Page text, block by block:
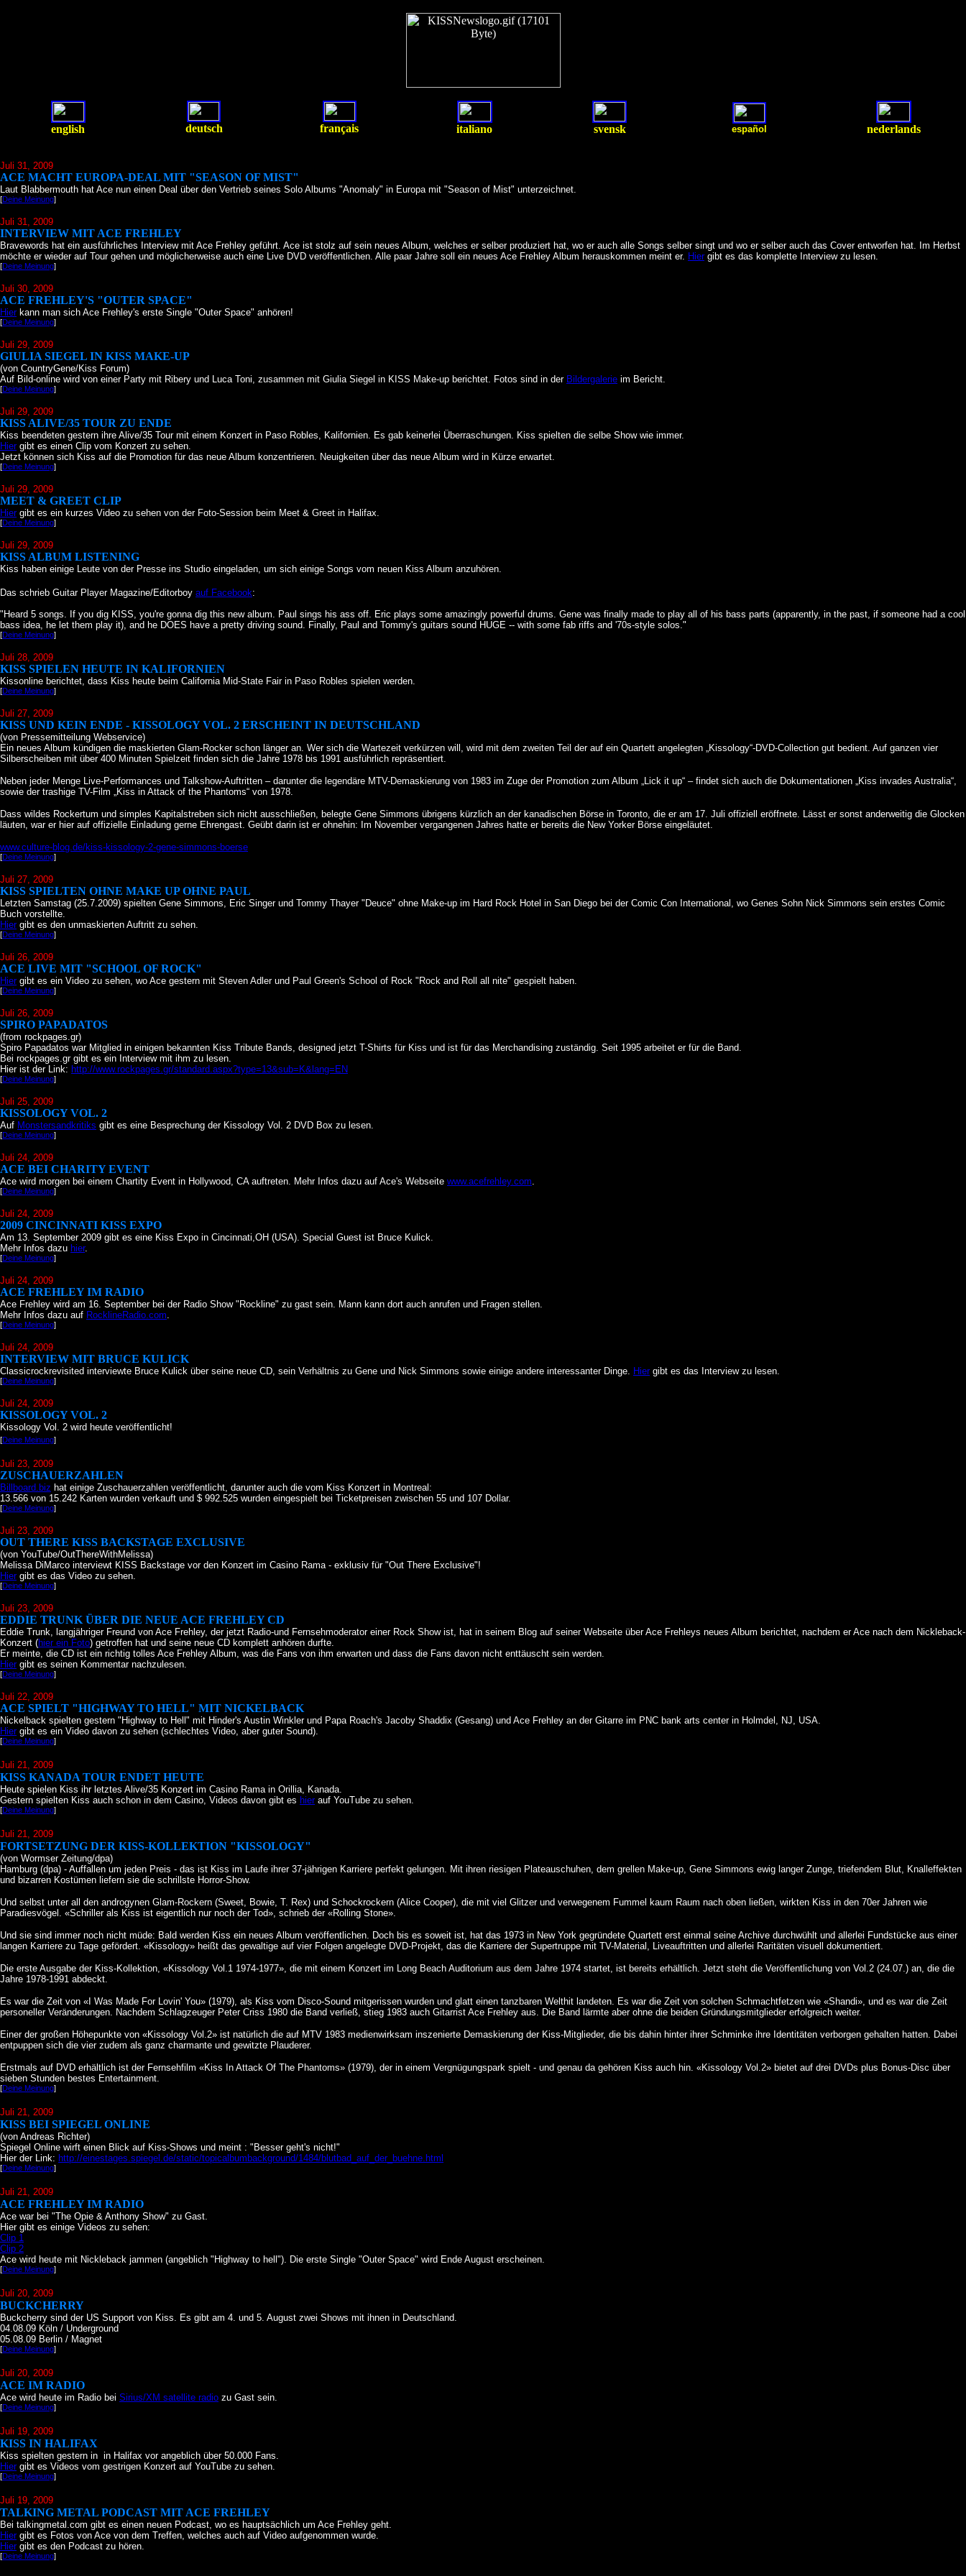
english deutsch français italiano svensk español nederlands
Juli 31, 2009
ACE MACHT EUROPA-DEAL MIT "SEASON OF MIST"
Laut Blabbermouth hat Ace nun einen Deal über den Vertrieb seines Solo Albums "Anomaly" in Europa mit "Season of Mist" unterzeichnet.
[Deine Meinung]
Juli 31, 2009
INTERVIEW MIT ACE FREHLEY
Bravewords hat ein ausführliches Interview mit Ace Frehley geführt. Ace ist stolz auf sein neues Album, welches er selber produziert hat, wo er auch alle Songs selber singt und wo er selber auch das Cover entworfen hat. Im Herbst
möchte er wieder auf Tour gehen und möglicherweise auch eine Live DVD veröffentlichen. Alle paar Jahre soll ein neues Ace Frehley Album herauskommen meint er. Hiergibt es das komplette Interview zu lesen.
[Deine Meinung]
Juli 30, 2009
ACE FREHLEY'S "OUTER SPACE"
Hierkann man sich Ace Frehley's erste Single "Outer Space" anhören!
[Deine Meinung]
Juli 29, 2009
GIULIA SIEGEL IN KISS MAKE-UP
(von CountryGene/Kiss Forum)
Auf Bild-online wird von einer Party mit Ribery und Luca Toni, zusammen mit Giulia Siegel in KISS Make-up berichtet. Fotos sind in der Bildergalerie im Bericht.
[Deine Meinung]
Juli 29, 2009
KISS ALIVE/35 TOUR ZU ENDE
Kiss beendeten gestern ihre Alive/35 Tour mit einem Konzert in Paso Robles, Kalifornien. Es gab keinerlei Überraschungen. Kiss spielten die selbe Show wie immer.
Hiergibt es einen Clip vom Konzert zu sehen.
Jetzt können sich Kiss auf die Promotion für das neue Album konzentrieren. Neuigkeiten über das neue Album wird in Kürze erwartet.
[Deine Meinung]
Juli 29, 2009
MEET & GREET CLIP
Hiergibt es ein kurzes Video zu sehen von der Foto-Session beim Meet & Greet in Halifax.
[Deine Meinung]
Juli 29, 2009
KISS ALBUM LISTENING
Kiss haben einige Leute von der Presse ins Studio eingeladen, um sich einige Songs vom neuen Kiss Album anzuhören.
Das schrieb Guitar Player Magazine/Editorboy auf Facebook:
"Heard 5 songs. If you dig KISS, you're gonna dig this new album. Paul sings his ass off. Eric plays some amazingly powerful drums. Gene was finally made to play all of his bass parts (apparently, in the past, if someone had a cool
bass idea, he let them play it), and he DOES have a pretty driving sound. Finally, Paul and Tommy's guitars sound HUGE -- with some fab riffs and '70s-style solos."
[Deine Meinung]
Juli 28, 2009
KISS SPIELEN HEUTE IN KALIFORNIEN
Kissonline berichtet, dass Kiss heute beim California Mid-State Fair in Paso Robles spielen werden.
[Deine Meinung]
Juli 27, 2009
KISS UND KEIN ENDE - KISSOLOGY VOL. 2 ERSCHEINT IN DEUTSCHLAND
(von Pressemitteilung Webservice)
Ein neues Album kündigen die maskierten Glam-Rocker schon länger an. Wer sich die Wartezeit verkürzen will, wird mit dem zweiten Teil der auf ein Quartett angelegten „Kissology“-DVD-Collection gut bedient. Auf ganzen vier
Silberscheiben mit über 400 Minuten Spielzeit finden sich die Jahre 1978 bis 1991 ausführlich repräsentiert.
Neben jeder Menge Live-Performances und Talkshow-Auftritten – darunter die legendäre MTV-Demaskierung von 1983 im Zuge der Promotion zum Album „Lick it up“ – findet sich auch die Dokumentationen „Kiss invades Australia“,
sowie der trashige TV-Film „Kiss in Attack of the Phantoms“ von 1978.
Dass wildes Rockertum und simples Kapitalstreben sich nicht ausschließen, belegte Gene Simmons übrigens kürzlich an der kanadischen Börse in Toronto, die er am 17. Juli offiziell eröffnete. Lässt er sonst anderweitig die Glocken
läuten, war er hier auf offizielle Einladung gerne Ehrengast. Geübt darin ist er ohnehin: Im November vergangenen Jahres hatte er bereits die New Yorker Börse eingeläutet.
www.culture-blog.de/kiss-kissology-2-gene-simmons-boerse
[Deine Meinung]
Juli 27, 2009
KISS SPIELTEN OHNE MAKE UP OHNE PAUL
Letzten Samstag (25.7.2009) spielten Gene Simmons, Eric Singer und Tommy Thayer "Deuce" ohne Make-up im Hard Rock Hotel in San Diego bei der Comic Con International, wo Genes Sohn Nick Simmons sein erstes Comic
Buch vorstellte.
Hiergibt es den unmaskierten Auftritt zu sehen.
[Deine Meinung]
Juli 26, 2009
ACE LIVE MIT "SCHOOL OF ROCK"
Hiergibt es ein Video zu sehen, wo Ace gestern mit Steven Adler und Paul Green's School of Rock "Rock and Roll all nite" gespielt haben.
[Deine Meinung]
Juli 26, 2009
SPIRO PAPADATOS
(from rockpages.gr)
Spiro Papadatos war Mitglied in einigen bekannten Kiss Tribute Bands, designed jetzt T-Shirts für Kiss und ist für das Merchandising zuständig. Seit 1995 arbeitet er für die Band.
Bei rockpages.gr gibt es ein Interview mit ihm zu lesen.
Hier ist der Link: http://www.rockpages.gr/standard.aspx?type=13&sub=K&lang=EN
[Deine Meinung]
Juli 25, 2009
KISSOLOGY VOL. 2
Auf Monstersandkritiks gibt es eine Besprechung der Kissology Vol. 2 DVD Box zu lesen.
[Deine Meinung]
Juli 24, 2009
ACE BEI CHARITY EVENT
Ace wird morgen bei einem Chartity Event in Hollywood, CA auftreten. Mehr Infos dazu auf Ace's Webseite www.acefrehley.com.
[Deine Meinung]
Juli 24, 2009
2009 CINCINNATI KISS EXPO
Am 13. September 2009 gibt es eine Kiss Expo in Cincinnati,OH (USA). Special Guest ist Bruce Kulick.
Mehr Infos dazu hier.
[Deine Meinung]
Juli 24, 2009
ACE FREHLEY IM RADIO
Ace Frehley wird am 16. September bei der Radio Show "Rockline" zu gast sein. Mann kann dort auch anrufen und Fragen stellen.
Mehr Infos dazu auf RocklineRadio.com.
[Deine Meinung]
Juli 24, 2009
INTERVIEW MIT BRUCE KULICK
Classicrockrevisited interviewte Bruce Kulick über seine neue CD, sein Verhältnis zu Gene und Nick Simmons sowie einige andere interessanter Dinge. Hiergibt es das Interview zu lesen.
[Deine Meinung]
Juli 24, 2009
KISSOLOGY VOL. 2
Kissology Vol. 2 wird heute veröffentlicht!
[Deine Meinung]
Juli 23, 2009
ZUSCHAUERZAHLEN
Billboard.biz hat einige Zuschauerzahlen veröffentlicht, darunter auch die vom Kiss Konzert in Montreal:
13.566 von 15.242 Karten wurden verkauft und $ 992.525 wurden eingespielt bei Ticketpreisen zwischen 55 und 107 Dollar.
[Deine Meinung]
Juli 23, 2009
OUT THERE KISS BACKSTAGE EXCLUSIVE
(von YouTube/OutThereWithMelissa)
Melissa DiMarco interviewt KISS Backstage vor den Konzert im Casino Rama - exklusiv für "Out There Exclusive"!
Hiergibt es das Video zu sehen.
[Deine Meinung]
Juli 23, 2009
EDDIE TRUNK ÜBER DIE NEUE ACE FREHLEY CD
Eddie Trunk, langjähriger Freund von Ace Frehley, der jetzt Radio-und Fernsehmoderator einer Rock Show ist, hat in seinem Blog auf seiner Webseite über Ace Frehleys neues Album berichtet, nachdem er Ace nach dem Nickleback-
Konzert (hier ein Foto) getroffen hat und seine neue CD komplett anhören durfte.
Er meinte, die CD ist ein richtig tolles Ace Frehley Album, was die Fans von ihm erwarten und dass die Fans davon nicht enttäuscht sein werden.
Hiergibt es seinen Kommentar nachzulesen.
[Deine Meinung]
Juli 22, 2009
ACE SPIELT "HIGHWAY TO HELL" MIT NICKELBACK
Nickelback spielten gestern "Highway to Hell" mit Hinder's Austin Winkler und Papa Roach's Jacoby Shaddix (Gesang) und Ace Frehley an der Gitarre im PNC bank arts center in Holmdel, NJ, USA.
Hiergibt es ein Video davon zu sehen (schlechtes Video, aber guter Sound).
[Deine Meinung]
Juli 21, 2009
KISS KANADA TOUR ENDET HEUTE
Heute spielen Kiss ihr letztes Alive/35 Konzert im Casino Rama in Orillia, Kanada.
Gestern spielten Kiss auch schon in dem Casino, Videos davon gibt es hierauf YouTube zu sehen.
[Deine Meinung]
Juli 21, 2009
FORTSETZUNG DER KISS-KOLLEKTION "KISSOLOGY"
(von Wormser Zeitung/dpa)
Hamburg (dpa) - Auffallen um jeden Preis - das ist Kiss im Laufe ihrer 37-jährigen Karriere perfekt gelungen. Mit ihren riesigen Plateauschuhen, dem grellen Make-up, Gene Simmons ewig langer Zunge, triefendem Blut, Knalleffekten
und bizarren Kostümen liefern sie die schrillste Horror-Show.
Und selbst unter all den androgynen Glam-Rockern (Sweet, Bowie, T. Rex) und Schockrockern (Alice Cooper), die mit viel Glitzer und verwegenem Fummel kaum Raum nach oben ließen, wirkten Kiss in den 70er Jahren wie
Paradiesvögel. «Schriller als Kiss ist eigentlich nur noch der Tod», schrieb der «Rolling Stone».
Und sie sind immer noch nicht müde: Bald werden Kiss ein neues Album veröffentlichen. Doch bis es soweit ist, hat das 1973 in New York gegründete Quartett erst einmal seine Archive durchwühlt und allerlei Fundstücke aus einer
langen Karriere zu Tage gefördert. «Kissology» heißt das gewaltige auf vier Folgen angelegte DVD-Projekt, das die Karriere der Supertruppe mit TV-Material, Liveauftritten und allerlei Raritäten visuell dokumentiert.
Die erste Ausgabe der Kiss-Kollektion, «Kissology Vol.1 1974-1977», die mit einem Konzert im Long Beach Auditorium aus dem Jahre 1974 startet, ist bereits erhältlich. Jetzt steht die Veröffentlichung von Vol.2 (24.07.) an, die die
Jahre 1978-1991 abdeckt.
Es war die Zeit von «I Was Made For Lovin' You» (1979), als Kiss vom Disco-Sound mitgerissen wurden und glatt einen tanzbaren Welthit landeten. Es war die Zeit von solchen Schmachtfetzen wie «Shandi», und es war die Zeit
personeller Veränderungen. Nachdem Schlagzeuger Peter Criss 1980 die Band verließ, stieg 1983 auch Gitarrist Ace Frehley aus. Die Band lärmte aber ohne die beiden Gründungsmitglieder erfolgreich weiter.
Einer der großen Höhepunkte von «Kissology Vol.2» ist natürlich die auf MTV 1983 medienwirksam inszenierte Demaskierung der Kiss-Mitglieder, die bis dahin hinter ihrer Schminke ihre Identitäten verborgen gehalten hatten. Dabei
entpuppen sich die vier zudem als ganz charmante und gewitzte Plauderer.
Erstmals auf DVD erhältlich ist der Fernsehfilm «Kiss In Attack Of The Phantoms» (1979), der in einem Vergnügungspark spielt - und genau da gehören Kiss auch hin. «Kissology Vol.2» bietet auf drei DVDs plus Bonus-Disc über
sieben Stunden bestes Entertainment.
[Deine Meinung]
Juli 21, 2009
KISS BEI SPIEGEL ONLINE
(von Andreas Richter)
Spiegel Online wirft einen Blick auf Kiss-Shows und meint : "Besser geht's nicht!"
Hier der Link: http://einestages.spiegel.de/static/topicalbumbackground/1484/blutbad_auf_der_buehne.html
[Deine Meinung]
Juli 21, 2009
ACE FREHLEY IM RADIO
Ace war bei "The Opie & Anthony Show" zu Gast.
Hier gibt es einige Videos zu sehen:
Clip 1
Clip 2
Ace wird heute mit Nickleback jammen (angeblich "Highway to hell"). Die erste Single "Outer Space" wird Ende August erscheinen.
[Deine Meinung]
Juli 20, 2009
BUCKCHERRY
Buckcherry sind der US Support von Kiss. Es gibt am 4. und 5. August zwei Shows mit ihnen in Deutschland.
04.08.09 Köln / Underground
05.08.09 Berlin / Magnet
[Deine Meinung]
Juli 20, 2009
ACE IM RADIO
Ace wird heute im Radio bei Sirius/XM satellite radio zu Gast sein.
[Deine Meinung]
Juli 19, 2009
KISS IN HALIFAX
Kiss spielten gestern in in Halifax vor angeblich über 50.000 Fans.
Hiergibt es Videos vom gestrigen Konzert auf YouTube zu sehen.
[Deine Meinung]
Juli 19, 2009
TALKING METAL PODCAST MIT ACE FREHLEY
Bei talkingmetal.com gibt es einen neuen Podcast, wo es hauptsächlich um Ace Frehley geht.
Hiergibt es Fotos von Ace von dem Treffen, welches auch auf Video aufgenommen wurde.
Hiergibt es den Podcast zu hören.
[Deine Meinung]